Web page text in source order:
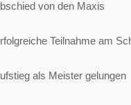
von den Maxis
Teilnahme am
als Meister gelungen